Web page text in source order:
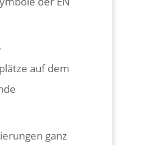
auf dem
ganz